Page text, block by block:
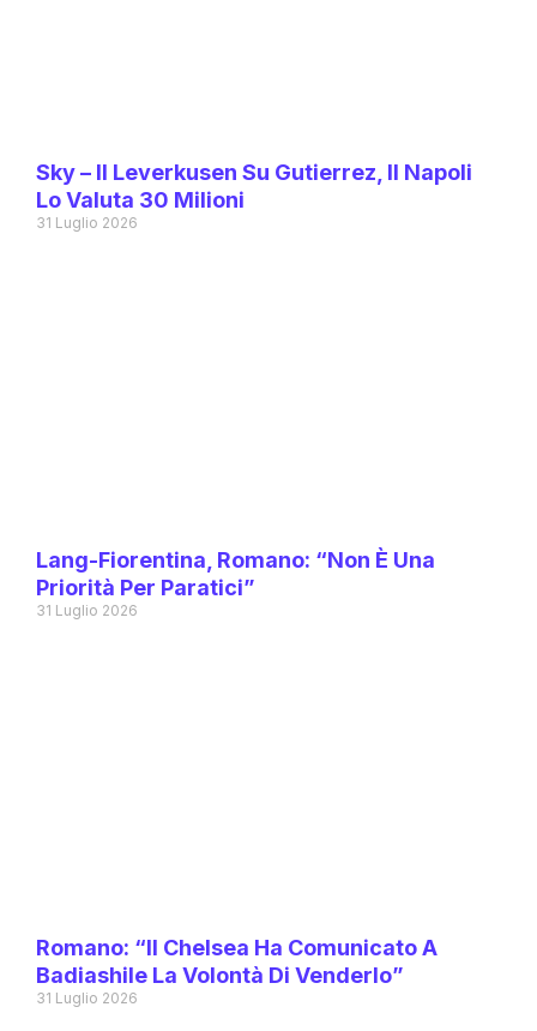
Sky – Il Leverkusen Su Gutierrez, Il Napoli
Lo Valuta 30 Milioni
31 Luglio 2026
Lang-Fiorentina, Romano: “Non È Una
Priorità Per Paratici”
31 Luglio 2026
Romano: “Il Chelsea Ha Comunicato A
Badiashile La Volontà Di Venderlo”
31 Luglio 2026